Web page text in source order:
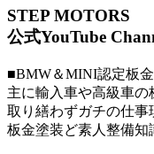
STEP MOTORS
公式YouTube
■BMW＆MINI認定板
主に輸入車や高級車の
取り繕わずガチの仕事
板金塗装ど素人整備知